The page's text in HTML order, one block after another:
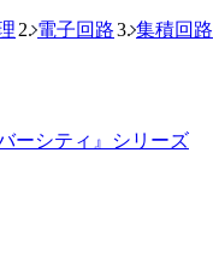
電子回路 集積回路
ーシティ』シリーズ